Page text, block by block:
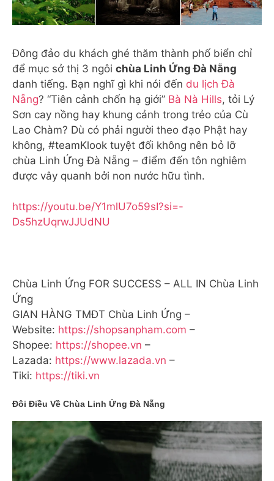
Đông đảo du khách ghé thăm thành phố biển chỉ
để mục sở thị 3 ngôi chùa Linh Ứng Đà Nẵng
danh tiếng. Bạn nghĩ gì khi nói đến du lịch Đà
Nẵng? “Tiên cảnh chốn hạ giới” Bà Nà Hills, tỏi Lý
Sơn cay nồng hay khung cảnh trong trẻo của Cù
Lao Chàm? Dù có phải người theo đạo Phật hay
không, #teamKlook tuyệt đối không nên bỏ lỡ
chùa Linh Ứng Đà Nẵng – điểm đến tôn nghiêm
được vây quanh bởi non nước hữu tình.
https://youtu.be/Y1mlU7o59sI?si=-
Ds5hzUqrwJJUdNU
Chùa Linh Ứng FOR SUCCESS – ALL IN Chùa Linh
Ứng
GIAN HÀNG TMĐT Chùa Linh Ứng –
Website: https://shopsanpham.com –
Shopee: https://shopee.vn –
Lazada: https://www.lazada.vn –
Tiki: https://tiki.vn
Đôi Điều Về Chùa Linh Ứng Đà Nẵng